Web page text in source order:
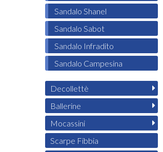
Sandalo Shanel
Sandalo Sabot
Sandalo Infradito
Sandalo Campesina
Decollettè
Ballerine
Mocassini
Scarpe Fibbia